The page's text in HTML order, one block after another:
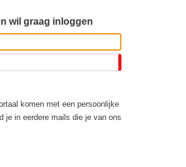
wil graag inloggen
komen met een persoonlijke
je in eerdere mails die je van ons